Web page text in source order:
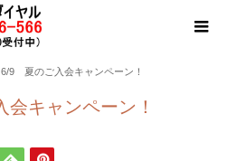
9 夏のご入会キャンペーン！
キャンペーン！